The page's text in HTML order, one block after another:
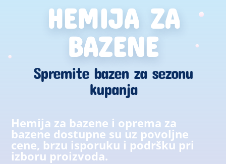
HEMIJA ZA
BAZENE
Spremite bazen za sezonu
kupanja
Hemija za bazene i oprema za
bazene dostupne su uz povoljne
cene, brzu isporuku i podršku pri
izboru proizvoda.